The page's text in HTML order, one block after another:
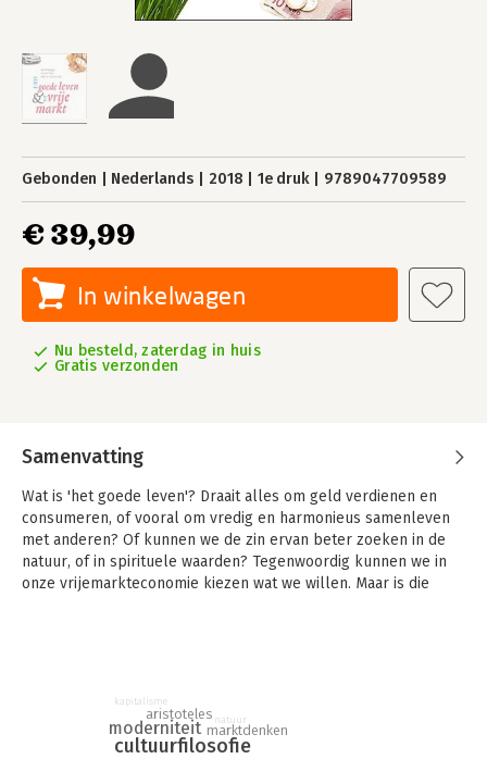
Gebonden Nederlands 2018 1e druk 9789047709589
€ 39,99
In winkelwagen
Nu besteld, zaterdag in huis
Gratis verzonden
Samenvatting
Wat is 'het goede leven'? Draait alles om geld verdienen en
consumeren, of vooral om vredig en harmonieus samenleven
met anderen? Of kunnen we de zin ervan beter zoeken in de
natuur, of in spirituele waarden? Tegenwoordig kunnen we in
onze vrijemarkteconomie kiezen wat we willen. Maar is die
filosofie voor de komende drie jaar. Met dat doel hebben deze
drie filosofiedocenten aan de Vrije Universiteit een prachtig
overzicht geschreven van hoe over deze vragen in
cultuurfilosofie
moderniteit
aristoteles
marktdenken
natuur
kapitalisme